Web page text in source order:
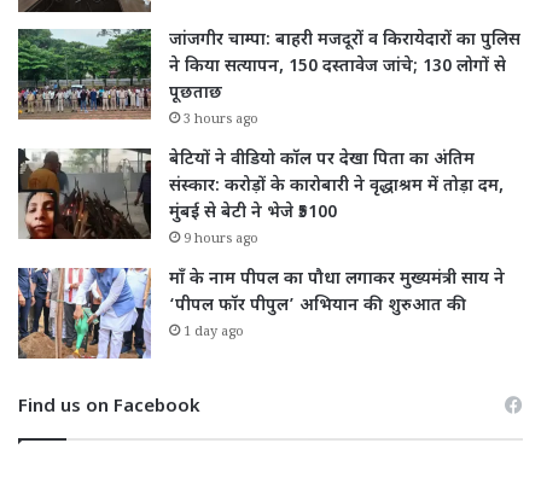
जांजगीर चाम्पा: बाहरी मजदूरों व किरायेदारों का पुलिस
ने किया सत्यापन, 150 दस्तावेज जांचे; 130 लोगों से
पूछताछ
3 hours ago
बेटियों ने वीडियो कॉल पर देखा पिता का अंतिम
संस्कार: करोड़ों के कारोबारी ने वृद्धाश्रम में तोड़ा दम,
मुंबई से बेटी ने भेजे ₹5100
9 hours ago
माँ के नाम पीपल का पौधा लगाकर मुख्यमंत्री साय ने
‘पीपल फॉर पीपुल’ अभियान की शुरुआत की
1 day ago
Find us on Facebook